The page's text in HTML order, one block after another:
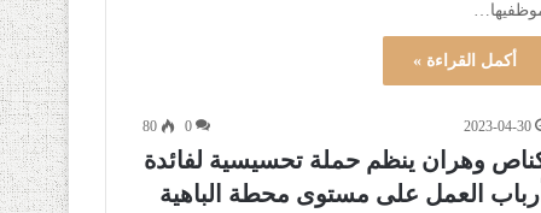
أكمل القراءة »
2023-04-30
0
80
وهران ينظم حملة تحسيسية لفائدة
أرباب العمل على مستوى محطة الباهية